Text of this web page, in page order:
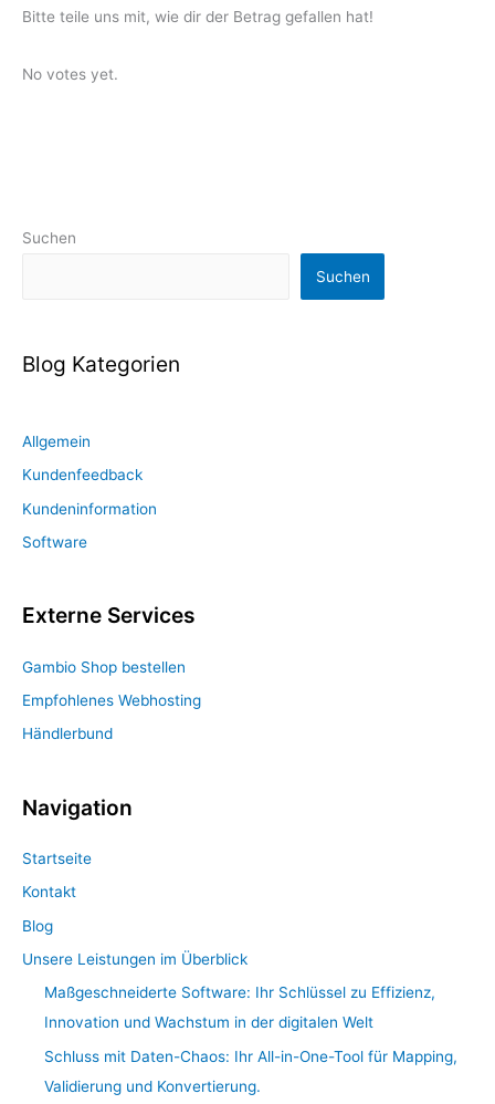
Suchen
Suchen
Blog Kategorien
Allgemein
Kundenfeedback
Kundeninformation
Software
Externe Services
Gambio Shop bestellen
Empfohlenes Webhosting
Händlerbund
Navigation
Startseite
Kontakt
Blog
Unsere Leistungen im Überblick
Maßgeschneiderte Software: Ihr Schlüssel zu Effizienz,
Innovation und Wachstum in der digitalen Welt
Schluss mit Daten-Chaos: Ihr All-in-One-Tool für Mapping,
Validierung und Konvertierung.
Bitte teile uns mit, wie dir der Betrag gefallen hat!
No votes yet.